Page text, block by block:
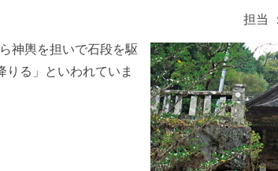
お悔
カレンダーで探す
担当
神輿を担いで石段を駆
りる」といわれていま